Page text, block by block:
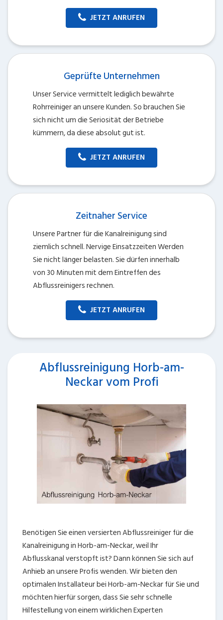
JETZT ANRUFEN
Geprüfte Unternehmen
Unser Service vermittelt lediglich bewährte
Rohrreiniger an unsere Kunden. So brauchen Sie
sich nicht um die Seriosität der Betriebe
kümmern, da diese absolut gut ist.
JETZT ANRUFEN
Zeitnaher Service
Unsere Partner für die Kanalreinigung sind
ziemlich schnell. Nervige Einsatzzeiten Werden
Sie nicht länger belasten. Sie dürfen innerhalb
von 30 Minuten mit dem Eintreffen des
Abflussreinigers rechnen.
JETZT ANRUFEN
Abflussreinigung Horb-am-
Neckar vom Profi
Benötigen Sie einen versierten Abflussreiniger für die
Kanalreinigung in Horb-am-Neckar, weil Ihr
Abflusskanal verstopft ist? Dann können Sie sich auf
Anhieb an unsere Profis wenden. Wir bieten den
optimalen Installateur bei Horb-am-Neckar für Sie und
möchten hierfür sorgen, dass Sie sehr schnelle
Hilfestellung von einem wirklichen Experten